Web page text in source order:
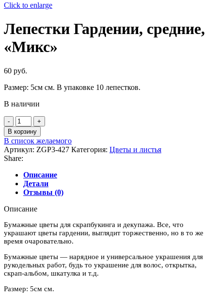
Click to enlarge
Лепестки Гардении, средние,
«Микс»
60 руб.
Размер: 5см см. В упаковке 10 лепестков.
В наличии
Количество
товара
Лепестки
Гардении,
средние,
"Микс"
В корзину
В список желаемого
Артикул: ZGP3-427 Категория: Цветы и листья
Share:
Описание
Детали
Отзывы (0)
Описание
Бумажные цветы для скрапбукинга и декупажа. Все, что
украшают цветы гардении, выглядит торжественно, но в то же
время очаровательно.
Бумажные цветы — нарядное и универсальное украшения для
рукодельных работ, будь то украшение для волос, открытка,
скрап-альбом, шкатулка и т.д.
Размер: 5см см.